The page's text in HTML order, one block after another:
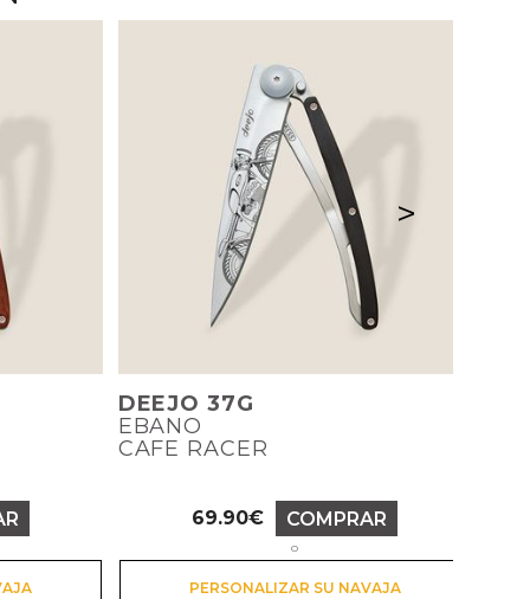
DEEJO 37G
EBANO
CAFE RACER
Precio
69.90€ COMPRAR
o
PERSONALIZAR SU NAVAJA
>